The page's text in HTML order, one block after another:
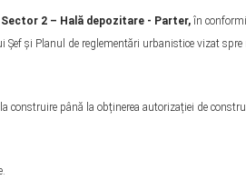
2 – Hală depozitare - Parter, în
și Planul de reglementări urbanistice vizat spre
construire până la obținerea autorizației de